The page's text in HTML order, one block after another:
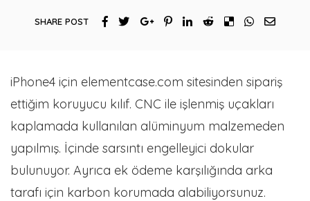
SHARE POST
iPhone4 için elementcase.com sitesinden sipariş
ettiğim koruyucu kılıf. CNC ile işlenmiş uçakları
kaplamada kullanılan alüminyum malzemeden
yapılmış. İçinde sarsıntı engelleyici dokular
bulunuyor. Ayrıca ek ödeme karşılığında arka
tarafı için karbon korumada alabiliyorsunuz.